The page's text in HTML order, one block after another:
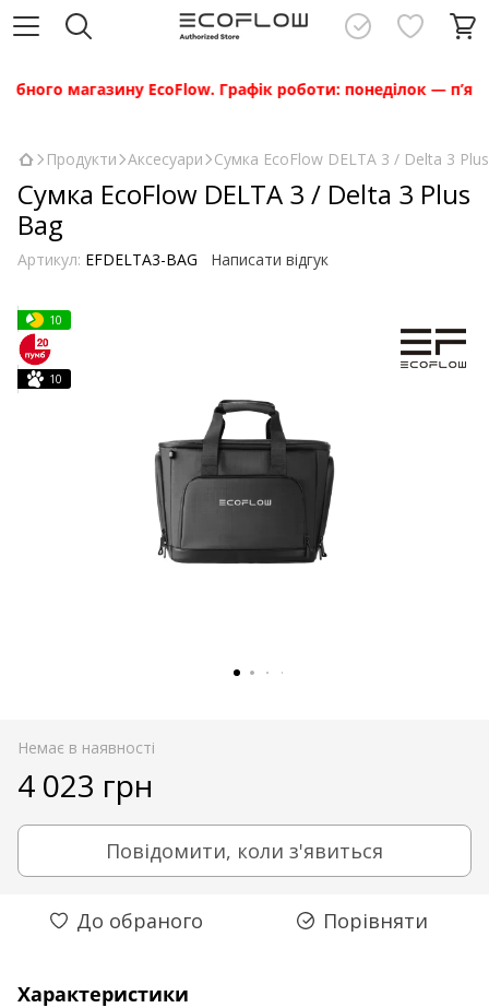
магазину EcoFlow. Графік роботи: понеділок —
Продукти Аксесуари Сумка EcoFlow DELTA 3 / Delta 3
Сумка EcoFlow DELTA 3 / Delta 3 Plus
Bag
Артикул: EFDELTA3-BAG Написати відгук
10
10
Немає в наявності
4 023 грн
Повідомити, коли з'явиться
До обраного Порівняти
Характеристики